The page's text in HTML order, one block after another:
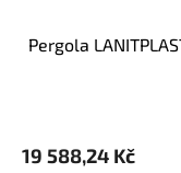
pergola
19 588,24 Kč